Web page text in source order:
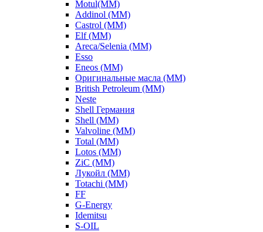
Motul(ММ)
Addinol (ММ)
Castrol (ММ)
Elf (ММ)
Areca/Selenia (ММ)
Esso
Eneos (ММ)
Оригинальные масла (ММ)
British Petroleum (ММ)
Neste
Shell Германия
Shell (ММ)
Valvoline (ММ)
Total (ММ)
Lotos (ММ)
ZiC (ММ)
Лукойл (ММ)
Totachi (MM)
FF
G-Energy
Idemitsu
S-OIL